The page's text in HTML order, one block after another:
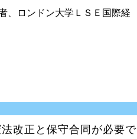
、ロンドン大学ＬＳＥ国際経
改正と保守合同が必要で